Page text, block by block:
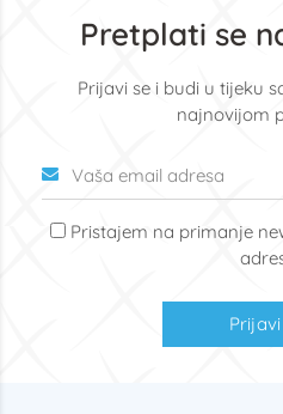
Pretplati se
Prijavi se i budi u tijeku
najnovijom
Pristajem na primanje